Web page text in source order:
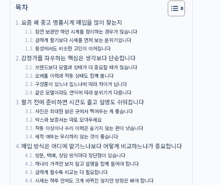
목차
요즘 왜 중고 명품시계 매입을 많이 찾는지
잠깐 보관만 하던 시계를 정리하는 경우가 많습니다
급하게 팔기보다 시세를 먼저 보는 분위기입니다
횡성에서도 비슷한 고민이 이어집니다
감정가를 좌우하는 핵심은 생각보다 단순합니다
브랜드보다 모델과 상태가 더 중요할 때가 많습니다
오버홀 이력과 작동 상태도 함께 봅니다
구성품이 있느냐 없느냐에 따라 차이가 납니다
같은 모델이라도 연식에 따라 분위기가 다릅니다
팔기 전에 준비하면 시간도 줄고 설명도 쉬워집니다
사진은 최대한 밝은 곳에서 찍어두는 게 좋습니다
박스와 보증서는 따로 모아두세요
작동 이상이나 수리 이력은 숨기지 않는 편이 낫습니다
세척 여부는 무리하지 않는 것이 좋습니다
매입 방식은 어디에 맡기느냐보다 어떻게 비교하느냐가 중요합니다
방문, 택배, 상담 방식마다 장단점이 있습니다
하나의 가격만 보지 말고 설명을 함께 들어야 합니다
급하게 팔수록 비교는 더 필요합니다
시세는 하루 만에도 크게 바뀌진 않지만 방향은 봐야 합니다